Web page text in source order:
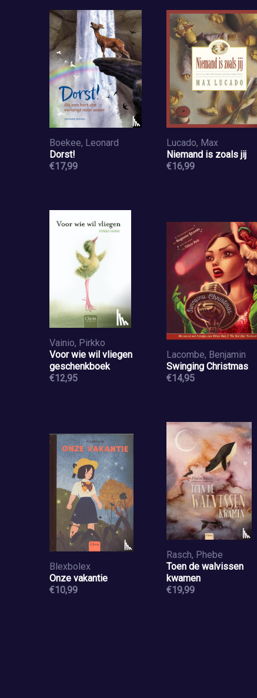
Boekee, Leonard
Dorst!
€17,99
Lucado, Max
Niemand is zoals jij
€16,99
Vainio, Pirkko
Voor wie wil vliegen
geschenkboek
€12,95
Lacombe, Benjamin
Swinging Christmas
€14,95
Blexbolex
Onze vakantie
€10,99
Rasch, Phebe
Toen de walvissen
kwamen
€19,99